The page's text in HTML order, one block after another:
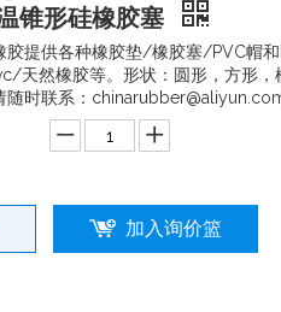
锥形硅橡胶塞
胶提供各种橡胶垫/橡胶塞/PVC帽和
天然橡胶等。形状：圆形，方形，
随时联系：
加入询价篮